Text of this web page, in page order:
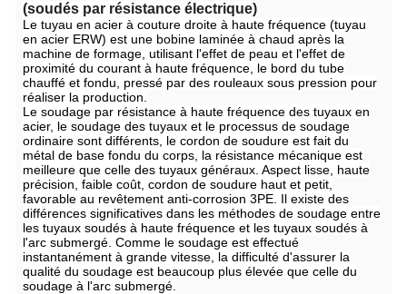
(soudés par résistance électrique)
Le tuyau en acier à couture droite à haute fréquence (tuyau
en acier ERW) est une bobine laminée à chaud après la
machine de formage, utilisant l'effet de peau et l'effet de
proximité du courant à haute fréquence, le bord du tube
chauffé et fondu, pressé par des rouleaux sous pression pour
réaliser la production.
Le soudage par résistance à haute fréquence des tuyaux en
acier, le soudage des tuyaux et le processus de soudage
ordinaire sont différents, le cordon de soudure est fait du
métal de base fondu du corps, la résistance mécanique est
meilleure que celle des tuyaux généraux. Aspect lisse, haute
précision, faible coût, cordon de soudure haut et petit,
favorable au revêtement anti-corrosion 3PE. Il existe des
différences significatives dans les méthodes de soudage entre
les tuyaux soudés à haute fréquence et les tuyaux soudés à
l'arc submergé. Comme le soudage est effectué
instantanément à grande vitesse, la difficulté d'assurer la
qualité du soudage est beaucoup plus élevée que celle du
soudage à l'arc submergé.